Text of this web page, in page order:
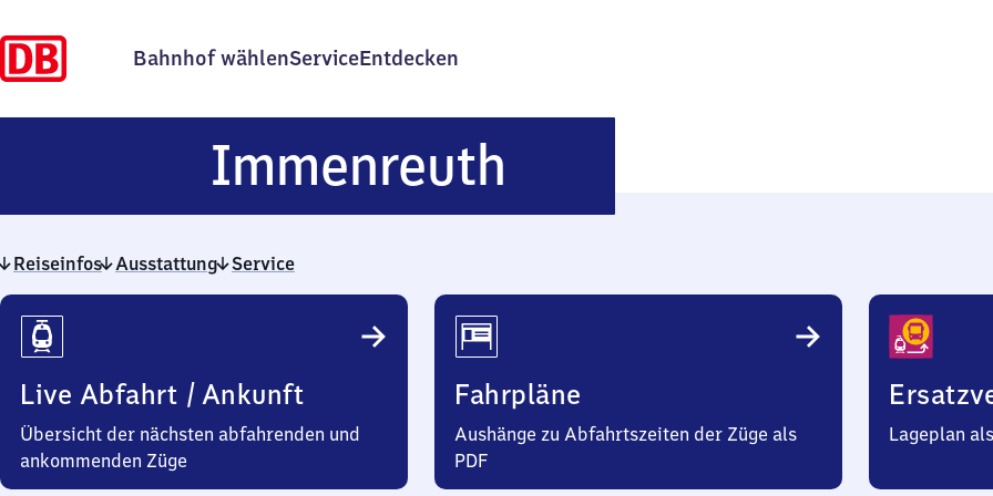
Bahnhof wählenServiceEntdecken
Immenreuth
Reiseinfos Ausstattung Service
Reiseinfos
Live Abfahrt / Ankunft
Übersicht der nächsten abfahrenden und
ankommenden Züge
Fahrpläne
Aushänge zu Abfahrtszeiten der Züge als
PDF
Lageplan